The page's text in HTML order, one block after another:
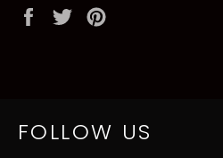
Partilhe
no
Twittar
no
FOLLOW US